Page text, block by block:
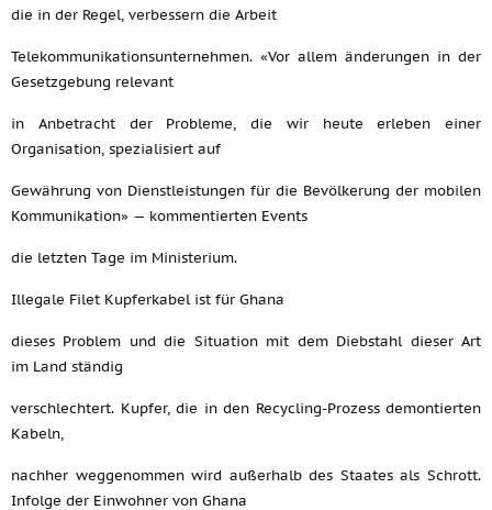
die in der Regel, verbessern die Arbeit
Telekommunikationsunternehmen. «Vor allem änderungen in der
Gesetzgebung relevant
in Anbetracht der Probleme, die wir heute erleben einer
Organisation, spezialisiert auf
Gewährung von Dienstleistungen für die Bevölkerung der mobilen
Kommunikation» — kommentierten Events
die letzten Tage im Ministerium.
Illegale Filet Kupferkabel ist für Ghana
dieses Problem und die Situation mit dem Diebstahl dieser Art
im Land ständig
verschlechtert. Kupfer, die in den Recycling-Prozess demontierten
Kabeln,
nachher weggenommen wird außerhalb des Staates als Schrott.
Infolge der Einwohner von Ghana